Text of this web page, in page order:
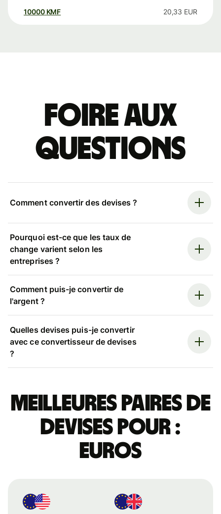
10000 KMF 20,33 EUR
Foire aux
questions
Comment convertir des devises ?
Pourquoi est-ce que les taux de
change varient selon les
entreprises ?
Comment puis-je convertir de
l'argent ?
Quelles devises puis-je convertir
avec ce convertisseur de devises
?
Meilleures paires de
devises pour :
euros